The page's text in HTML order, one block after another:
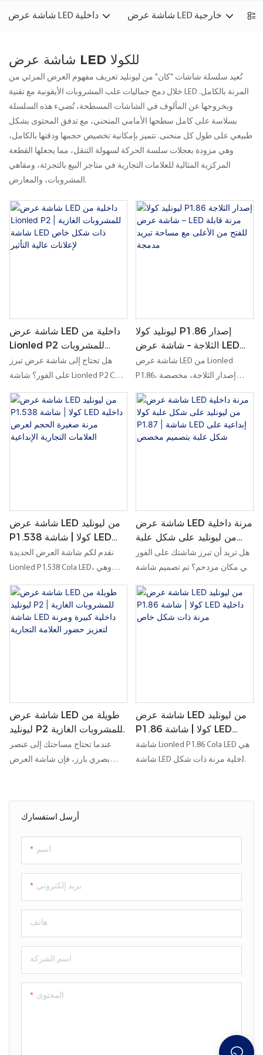
شاشة عرض LED داخلية شاشة عرض LED خارجية
شاشة عرض LED للكولا
تُعيد سلسلة شاشات "كان" من ليونليد تعريف مفهوم العرض المرئي من
خلال دمج جماليات علب المشروبات الأيقونية مع تقنية LED المرنة بالكامل.
وبخروجها عن المألوف في الشاشات المسطحة، تُضيء هذه السلسلة
بسلاسة على كامل سطحها الأمامي المنحني، مع تدفق المحتوى بشكل
طبيعي على طول كل منحنى. تتميز بإمكانية تخصيص حجمها ودقتها بالكامل،
وهي مزودة بعجلات سلسة الحركة لسهولة التنقل، مما يجعلها القطعة
المركزية المثالية للعلامات التجارية في متاجر البيع بالتجزئة، ومقاهي
المشروبات، والمعارض.
أرسل استفسارك
اسم
بريد إلكتروني
هاتف
اسم الشركة
المحتوى
شاشة عرض LED داخلية من
Lionled P2 للمشروبات
الغازية | شاشة LED ذات
شكل خاص لإعلانات عالية
هل تحتاج إلى شاشة عرض تبرز
على الفور؟ شاشة Lionled P2 Cola
LED هي حل إبداعي داخلي مرن
بتقنية LED مصمم لجذب الانتباه،
ودعم العلامات التجارية المخصصة،
وتحويل المساحات العادية إلى نقاط
ليونليد كولا P1.86 إصدار
الثلاجة – شاشة عرض LED
مرنة قابلة للفتح من الأعلى مع
مساحة تبريد مدمجة
شاشة عرض LED من Lionled
P1.86، إصدار الثلاجة، مخصصة
لعرض مشروبات الكولا، وهي حل
داخلي فريد للعلامات التجارية التي
ترغب في الجمع بين الإعلان الرقمي
وعرض المنتجات بشكل ملموس.
شاشة عرض LED من ليونليد
P1.538 كولا | شاشة LED
داخلية مرنة صغيرة الحجم
لعرض العلامات التجارية
نقدم لكم شاشة العرض الجديدة
Lionled P1.538 Cola LED، وهي
وعالية الأداء، مصممة خصيصًا
لعروض العلامات التجارية الإبداعية.
يتناسب تصميمها الصغير على شكل
شاشة عرض LED مرنة داخلية
من ليونليد على شكل علبة
كولا P1.87 | شاشة LED
إبداعية على شكل علبة
هل تريد أن تبرز شاشتك على الفور
في مكان مزدحم؟ تم تصميم شاشة
الانتباه، وتعزيز ظهور العلامة
التجارية، وتحويل البيئات الداخلية
شاشة عرض LED طويلة من
ليونليد P2 للمشروبات الغازية
| شاشة LED داخلية كبيرة
ومرنة لتعزيز حضور العلامة
عندما تحتاج مساحتك إلى عنصر
بصري بارز، فإن شاشة العرض
تصميمها العمودي المميز يخلق
حضورًا قويًا، مما يجعلها مثالية
الظهور بسرعة والبقاء في الذاكرة
لفترة أطول.
شاشة عرض LED من ليونليد
P1.86 كولا | شاشة LED
داخلية مرنة ذات شكل خاص
شاشة Lionled P1.86 Cola LED هي
شاشة LED داخلية مرنة ذات شكل
في متاجر البيع بالتجزئة، والمعارض.
تصميميًا قويًا.